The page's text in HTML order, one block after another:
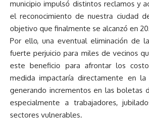
municipio impulsó distintos reclamos y
el reconocimiento de nuestra ciudad
objetivo que finalmente se alcanzó en
Por ello, una eventual eliminación de
fuerte perjuicio para miles de vecinos
este beneficio para afrontar los
medida impactaría directamente en la
generando incrementos en las boletas
especialmente a trabajadores,
sectores vulnerables.